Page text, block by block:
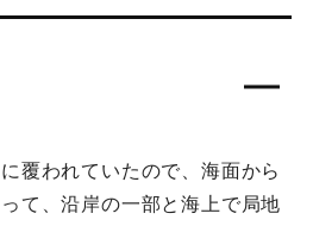
覆われていたので、海面から
て、沿岸の一部と海上で局地